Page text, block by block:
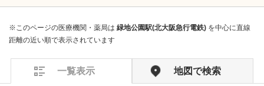
※このページの医療機関・薬局は 緑地公園駅(北大阪急行電鉄) を中心に直線
距離の近い順で表示されています
一覧表示 地図で検索